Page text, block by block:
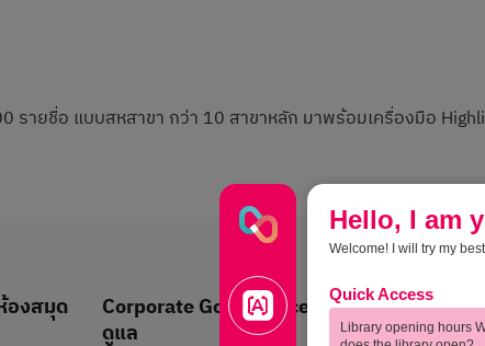
รายชื่อ แบบสหสาขา กว่า 10 สาขาหลัก มาพร้อมเครื่องมือ
องสมุด
Corporate Governance | การกำกับ
ดูแล
บริ
Hello, I am
Welcome! I will try my
Quick Access
Library opening hours